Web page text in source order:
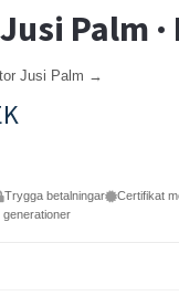
Palm ·
Jusi Palm →
Trygga betalningar
Certifikat
generationer